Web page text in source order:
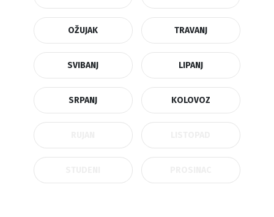
OŽUJAK TRAVANJ
SVIBANJ LIPANJ
SRPANJ KOLOVOZ